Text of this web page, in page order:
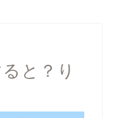
と？り